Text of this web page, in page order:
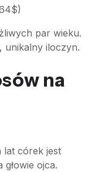
par wieku.
unikalny iloczyn.
na
lat córek jest
ojca.